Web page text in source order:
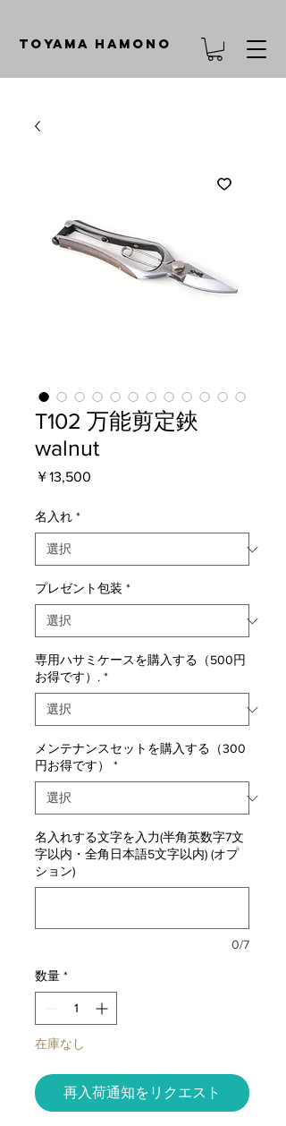
TOYAMA HAMONO
T102 万能剪定鋏
walnut
￥13,500
名入れ *
プレゼント包装 *
専用ハサミケースを購入する（500円
お得です）. *
メンテナンスセットを購入する（300
円お得です）
*
名入れする文字を入力(半角英数字7文
字以内・全角日本語5文字以内) (オプ
ション)
0/7
数量 *
在庫なし
再入荷通知をリクエスト